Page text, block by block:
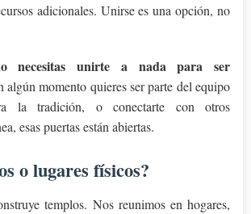
adicionales. Unirse es una opción, no
necesitas unirte a nada para ser
algún momento quieres ser parte del equipo
la tradición, o conectarte con otros
esas puertas están abiertas.
o lugares físicos?
templos. Nos reunimos en hogares,